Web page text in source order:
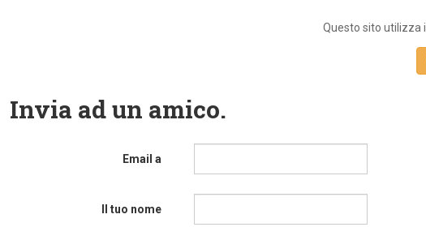
Questo sito utilizza i
Invia ad un amico.
Email a
Il tuo nome